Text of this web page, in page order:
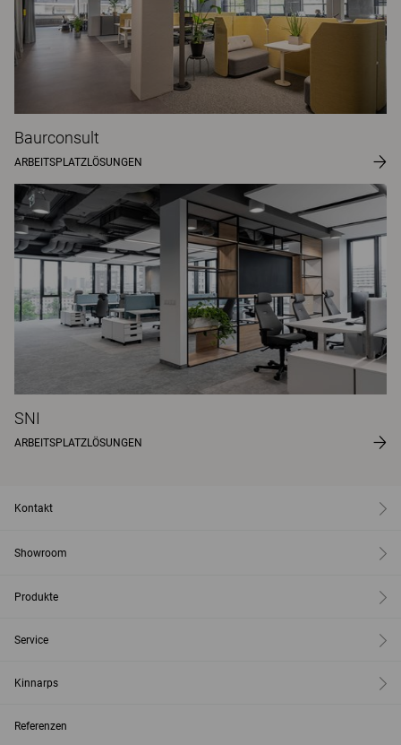
Baurconsult
ARBEITSPLATZLÖSUNGEN
SNI
ARBEITSPLATZLÖSUNGEN
Kontakt
Showroom
Produkte
Service
Kinnarps
Referenzen